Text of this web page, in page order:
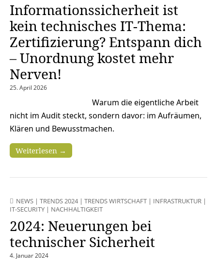
Informationssicherheit ist
kein technisches IT-Thema:
Zertifizierung? Entspann dich
– Unordnung kostet mehr
Nerven!
25. April 2026
Warum die eigentliche Arbeit
nicht im Audit steckt, sondern davor: im Aufräumen,
Klären und Bewusstmachen.
Weiterlesen →
NEWS | TRENDS 2024| TRENDS WIRTSCHAFT | INFRASTRUKTUR |
IT-SECURITY | NACHHALTIGKEIT
2024: Neuerungen bei
technischer Sicherheit
4. Januar 2024